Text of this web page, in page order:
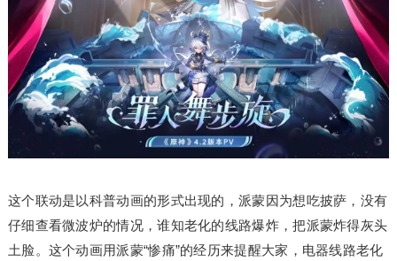
这个联动是以科普动画的形式出现的，派蒙因为想吃披萨，没有
仔细查看微波炉的情况，谁知老化的线路爆炸，把派蒙炸得灰头
土脸。这个动画用派蒙“惨痛”的经历来提醒大家，电器线路老化